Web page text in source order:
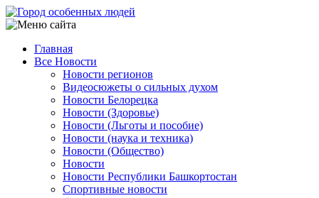
Перейти
к
содержанию
Main
navigation
Главная
Все Новости
Новости регионов
Видеосюжеты о сильных духом
Новости Белорецка
Новости (Здоровье)
Новости (Льготы и пособие)
Новости (наука и техника)
Новости (Общество)
Новости
Новости Республики Башкортостан
Спортивные новости